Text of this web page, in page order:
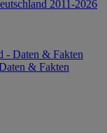
2011-2026
- Daten & Fakten
& Fakten